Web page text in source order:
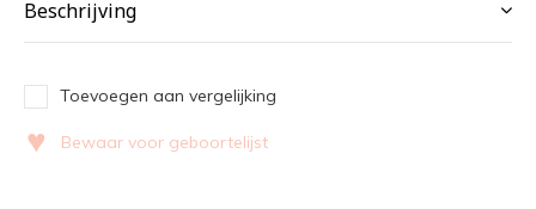
Beschrijving
Toevoegen aan vergelijking
♥ Bewaar voor geboortelijst